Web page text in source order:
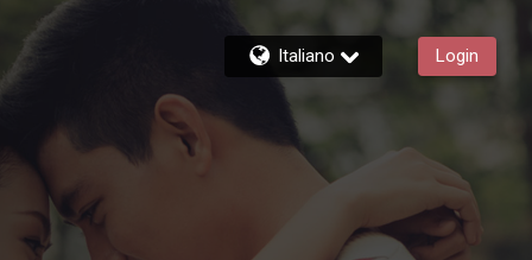
Italiano Login